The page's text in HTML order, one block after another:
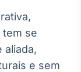
tem se
aliada,
e sem